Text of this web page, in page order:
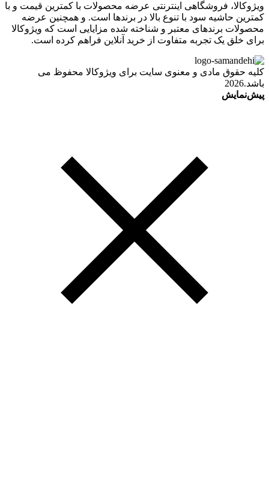
ویژوکالا، فروشگاهی اینترنتی عرضه محصولات با کمترین قیمت و با
کمترین حاشیه سود با تنوع بالا در برندها است. و همچنین عرضه
محصولات برندهای معتبر و شناخته شده مزایایی است که ویژوکالا
برای خلق یک تجربه متفاوت از خرید آنلاین فراهم کرده است.
کلیه حقوق مادی و معنوی سایت برای ویژوکالا محفوظ می
باشد.2026
پیش‌نمایش